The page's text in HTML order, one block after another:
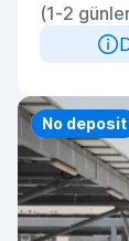
(1-2
Priority
No deposit